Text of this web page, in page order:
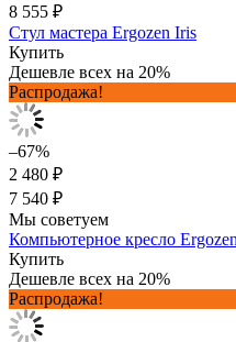
8 555 ₽
Стул мастера Ergozen Iris
Купить
Дешевле всех на 20%
Распродажа!
–67%
2 480 ₽
7 540 ₽
Мы советуем
Компьютерное кресло
Купить
Дешевле всех на 20%
Распродажа!